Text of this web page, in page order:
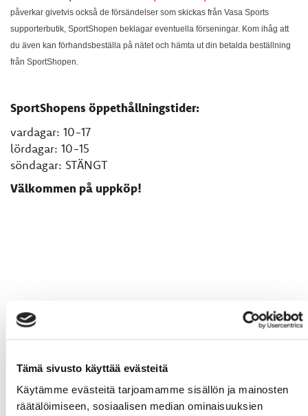
Tämä sivusto käyttää evästeitä
Käytämme evästeitä tarjoamamme sisällön ja mainosten
räätälöimiseen, sosiaalisen median ominaisuuksien
påverkar givetvis också de försändelser som skickas från Vasa Sports
supporterbutik, SportShopen beklagar eventuella förseningar. Kom ihåg att
du även kan förhandsbeställa på nätet och hämta ut din betalda beställning
från SportShopen.
SportShopens öppethållningstider:
vardagar: 10-17
lördagar: 10-15
söndagar: STÄNGT
Välkommen på uppköp!